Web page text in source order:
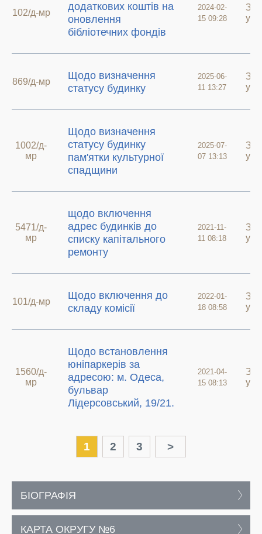
102/д-мр
додаткових коштів на
оновлення
бібліотечних фондів
2024-02-
15 09:28
у
869/д-мр
Щодо визначення
статусу будинку
2025-06-
11 13:27
у
1002/д-
мр
Щодо визначення
статусу будинку
пам'ятки культурної
спадщини
2025-07-
07 13:13
у
5471/д-
мр
щодо включення
адрес будинків до
списку капітального
ремонту
2021-11-
11 08:18
у
101/д-мр
Щодо включення до
складу комісії
2022-01-
18 08:58
у
1560/д-
мр
Щодо встановлення
юніпаркерів за
адресою: м. Одеса,
бульвар
Лідерсовський, 19/21.
2021-04-
15 08:13
у
1 2 3 >
БІОГРАФІЯ
КАРТА ОКРУГУ №6